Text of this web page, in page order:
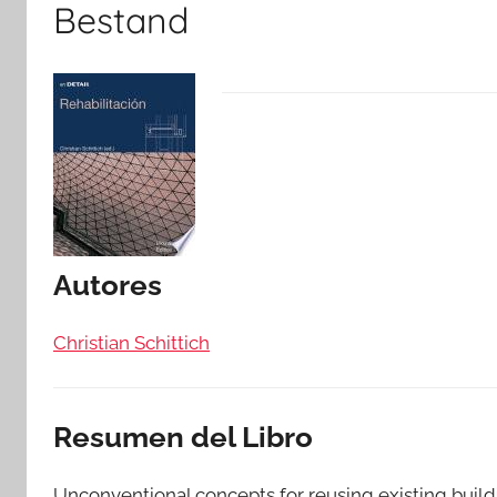
Bestand
Autores
Christian Schittich
Resumen del Libro